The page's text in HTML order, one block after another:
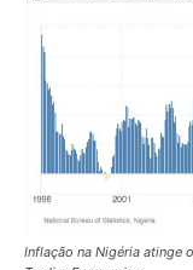
Inflação na Nigéria atinge